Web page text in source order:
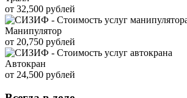
от 32,500 рублей
Манипулятор
от 20,750 рублей
Автокран
от 24,500 рублей